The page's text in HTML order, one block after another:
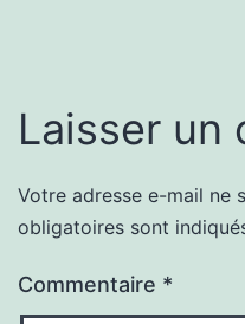
Laisser un
Votre adresse e-mail ne
obligatoires sont
Commentaire *